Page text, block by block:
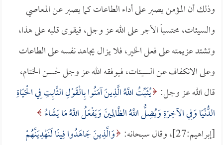
وذلك أن المؤمن يصبر على أداء الطاعات كما يصبر عن المعاصي
والسيئات، محتسباً الأجر على الله عز وجل، فيقوى قلبه على هذا،
وتشتد عزيمته على فعل الخير، فلا يزال يجاهد نفسه على الطاعات
وعلى الانكفاف عن السيئات، فيوفقه الله عز وجل لحسن الختام،
قال الله عز وجل: يُثَبِّتُ اللَّهُ الَّذِينَ آمَنُوا بِالْقَوْلِ الثَّابِتِ فِي الْحَيَاةِ
الدُّنْيَا وَفِي الآخِرَةِ وَيُضِلُّ اللَّهُ الظَّالِمِينَ وَيَفْعَلُ اللَّهُ مَا يَشَاءُ
[إبراهيم:27]، وقال سبحانه:
وَالَّذِينَ جَاهَدُوا فِينَا لَنَهْدِيَنَّهُمْ